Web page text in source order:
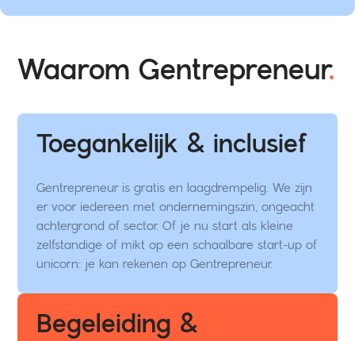
Waarom Gentrepreneur.
Toegankelijk & inclusief
Gentrepreneur is gratis en laagdrempelig. We zijn
er voor iedereen met ondernemingszin, ongeacht
achtergrond of sector. Of je nu start als kleine
zelfstandige of mikt op een schaalbare start-up of
unicorn: je kan rekenen op Gentrepreneur.
Begeleiding &